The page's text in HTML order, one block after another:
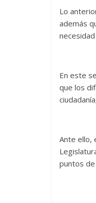
Lo
además
necesidad
En este
que los
Ante ello,
puntos